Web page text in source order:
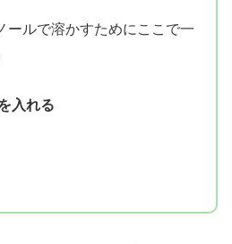
ールで溶かすためにここで一
入れる